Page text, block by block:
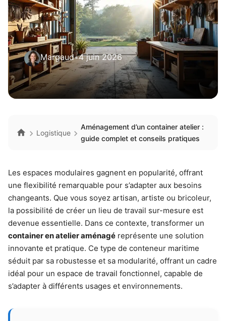
Margaud•4 juin 2026
Logistique
Aménagement d’un container atelier :
guide complet et conseils pratiques
Les espaces modulaires gagnent en popularité, offrant
une flexibilité remarquable pour s’adapter aux besoins
changeants. Que vous soyez artisan, artiste ou bricoleur,
la possibilité de créer un lieu de travail sur-mesure est
devenue essentielle. Dans ce contexte, transformer un
container en atelier aménagé représente une solution
innovante et pratique. Ce type de conteneur maritime
séduit par sa robustesse et sa modularité, offrant un cadre
idéal pour un espace de travail fonctionnel, capable de
s’adapter à différents usages et environnements.